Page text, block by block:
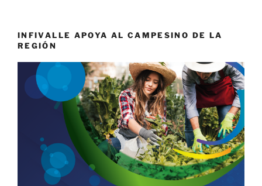
INFIVALLE APOYA AL CAMPESINO DE LA
REGIÓN